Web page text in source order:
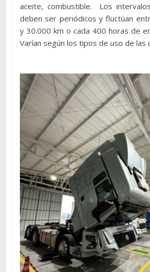
aceite, combustible. Los
deben ser periódicos y fluctúan
y 30.000 km o cada 400 horas de
Varían según los tipos de uso de las